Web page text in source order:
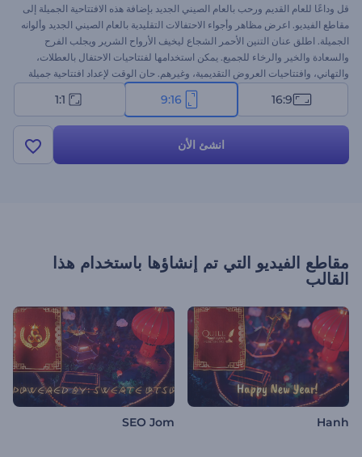
قل وداعًا للعام القديم ورحب بالعام الصيني الجديد بإضافة هذه الافتتاحية الجميلة إلى
مقاطع الفيديو. اعرض مظاهر وأجواء الاحتفالات التقليدية بالعام الصيني الجديد وألوانه
الجميلة. اطلق عنان التنين الأحمر الشجاع ليخيف الأرواح الشرير ويجلب الفرح
والسعادة والخير والرخاء للجميع. يمكن استخدامها لفتتاحيات الاحتفال بالعطلات،
والتهاني، وافتتاحيات العروض التقديمية، وغيرهم. حان الوقت لإعداد افتتاحية جميلة
16:9
9:16
1:1
انشئ الأن
مقاطع الفيديو التي تم إنشاؤها باستخدام هذا
القالب
Hanh
SEO Jom